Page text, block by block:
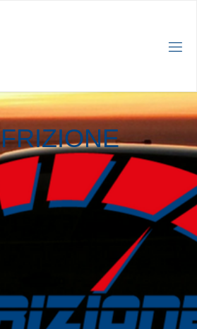
FRIZIONE